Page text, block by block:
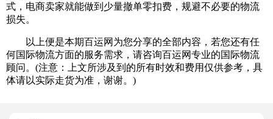
式，电商卖家就能做到少量撤单零扣费，规避不必要的物流
损失。
以上便是本期百运网为您分享的全部内容，若您还有任
何国际物流方面的服务需求，请咨询百运网专业的国际物流
顾问。(注意：上文所涉及到的所有时效和费用仅供参考，具
体请以实际走货为准，谢谢。)